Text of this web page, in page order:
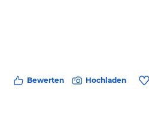
Bewerten Hochladen